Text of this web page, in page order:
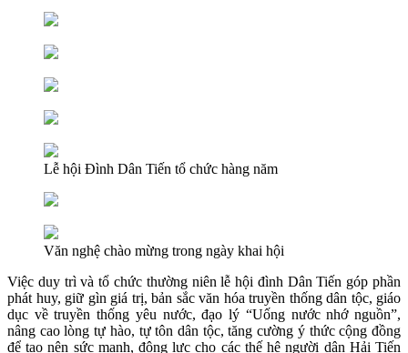
Lễ hội Đình Dân Tiến tổ chức hàng năm
Văn nghệ chào mừng trong ngày khai hội
Việc duy trì và tổ chức thường niên lễ hội đình Dân Tiến góp phần
phát huy, giữ gìn giá trị, bản sắc văn hóa truyền thống dân tộc, giáo
dục về truyền thống yêu nước, đạo lý “Uống nước nhớ nguồn”,
nâng cao lòng tự hào, tự tôn dân tộc, tăng cường ý thức cộng đồng
để tạo nên sức mạnh, động lực cho các thế hệ người dân Hải Tiến